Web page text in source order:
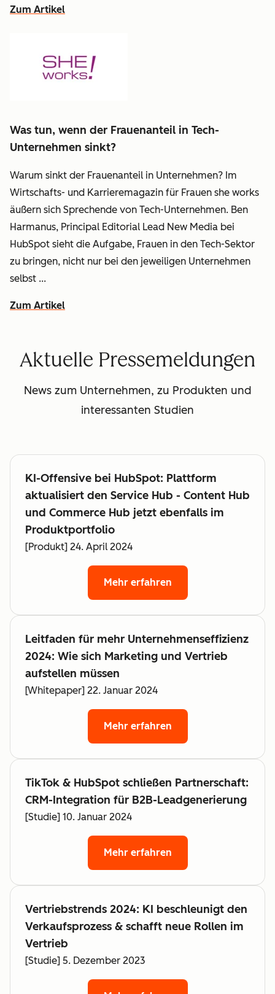
Zum Artikel
Was tun, wenn der Frauenanteil in Tech-
Unternehmen sinkt?
Warum sinkt der Frauenanteil in Unternehmen? Im
Wirtschafts- und Karrieremagazin für Frauen she works
äußern sich Sprechende von Tech-Unternehmen. Ben
Harmanus, Principal Editorial Lead New Media bei
HubSpot sieht die Aufgabe, Frauen in den Tech-Sektor
zu bringen, nicht nur bei den jeweiligen Unternehmen
selbst ...
Zum Artikel
Aktuelle Pressemeldungen
News zum Unternehmen, zu Produkten und
interessanten Studien
KI-Offensive bei HubSpot: Plattform
aktualisiert den Service Hub - Content Hub
und Commerce Hub jetzt ebenfalls im
Produktportfolio
[Produkt] 24. April 2024
Mehr erfahren
Leitfaden für mehr Unternehmenseffizienz
2024: Wie sich Marketing und Vertrieb
aufstellen müssen
[Whitepaper] 22. Januar 2024
Mehr erfahren
TikTok & HubSpot schließen Partnerschaft:
CRM-Integration für B2B-Leadgenerierung
[Studie] 10. Januar 2024
Mehr erfahren
Vertriebstrends 2024: KI beschleunigt den
Verkaufsprozess & schafft neue Rollen im
Vertrieb
[Studie] 5. Dezember 2023